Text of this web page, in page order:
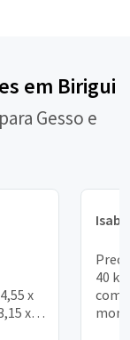
em Birigui
Gesso e
x
x
40
com